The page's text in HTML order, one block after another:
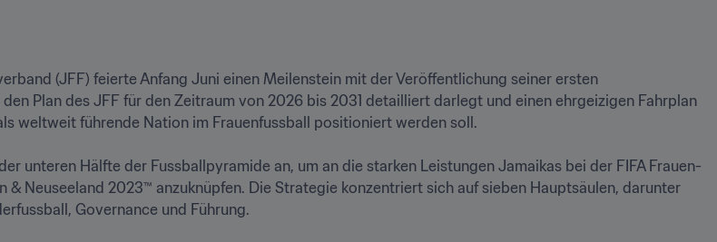
den Plan des JFF für den Zeitraum von 2026 bis 2031 detailliert darlegt und einen ehrgeizigen Fahrplan
weltweit führende Nation im Frauenfussball positioniert werden soll.
unteren Hälfte der Fussballpyramide an, um an die starken Leistungen Jamaikas bei der FIFA Frauen-
& Neuseeland 2023™ anzuknüpfen. Die Strategie konzentriert sich auf sieben Hauptsäulen, darunter
Governance und Führung.